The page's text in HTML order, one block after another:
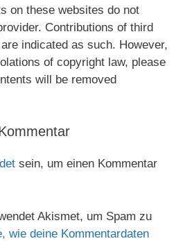
on these websites do not
Contributions of third
indicated as such. However,
of copyright law, please
will be removed
sein, um einen Kommentar
Akismet, um Spam zu
wie deine Kommentardaten